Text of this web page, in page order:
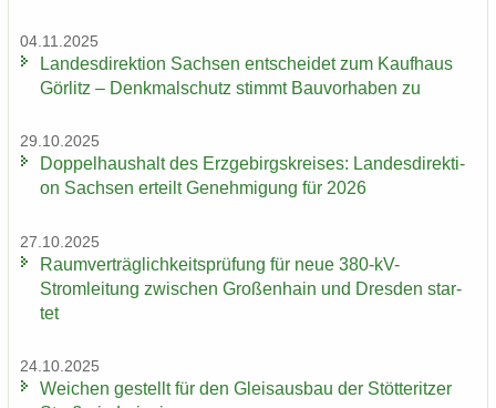
04.11.2025
Lan­des­di­rek­ti­on Sach­sen ent­schei­det zum Kauf­haus
Gör­litz – Denk­mal­schutz stimmt Bau­vor­ha­ben zu
29.10.2025
Dop­pel­haus­halt des Erz­ge­birgs­krei­ses: Lan­des­di­rek­ti­
on Sach­sen er­teilt Ge­neh­mi­gung für 2026
27.10.2025
Ra­um­ver­träg­lich­keits­prü­fung für neue 380-​kV-
Stromleitung zwi­schen Gro­ßen­hain und Dres­den star­
tet
24.10.2025
Wei­chen ge­stellt für den Gleis­aus­bau der Stöt­terit­zer